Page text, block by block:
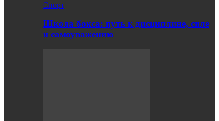
Спорт
Школа бокса: путь к дисциплине, силе
и самоуважению